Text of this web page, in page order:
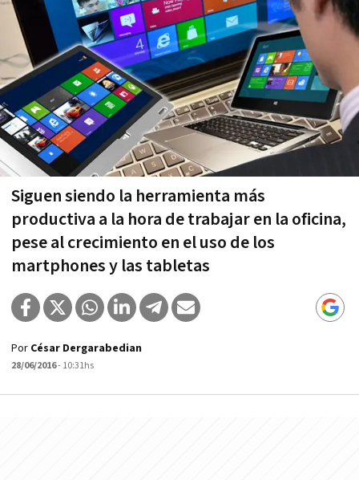
Siguen siendo la herramienta más
productiva a la hora de trabajar en la oficina,
pese al crecimiento en el uso de los
martphones y las tabletas
Por César Dergarabedian
28/06/2016- 10:31hs